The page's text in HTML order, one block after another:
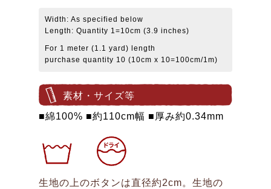
Width: As specified below
Length: Quantity 1=10cm (3.9 inches)
For 1 meter (1.1 yard) length
purchase quantity 10 (10cm x 10=100cm/1m)
素材・サイズ等
■綿100% ■約110cm幅 ■厚み約0.34mm
生地の上のボタンは直径約2cm。生地の